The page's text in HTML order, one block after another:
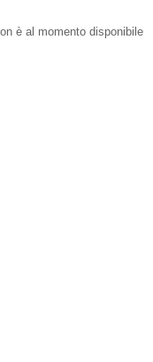
è al momento disponibile